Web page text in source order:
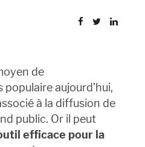
de
aujourd’hui,
à la diffusion de
public. Or il peut
efficace pour la